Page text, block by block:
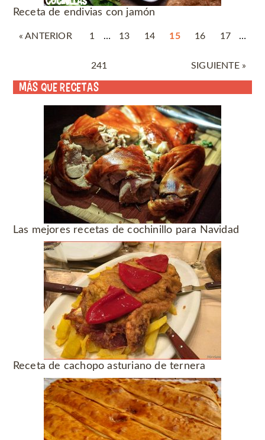
Receta de endivias con jamón
« ANTERIOR 1 … 13 14 15 16 17 …
241 SIGUIENTE »
Más que recetas
Las mejores recetas de cochinillo para Navidad
Receta de cachopo asturiano de ternera